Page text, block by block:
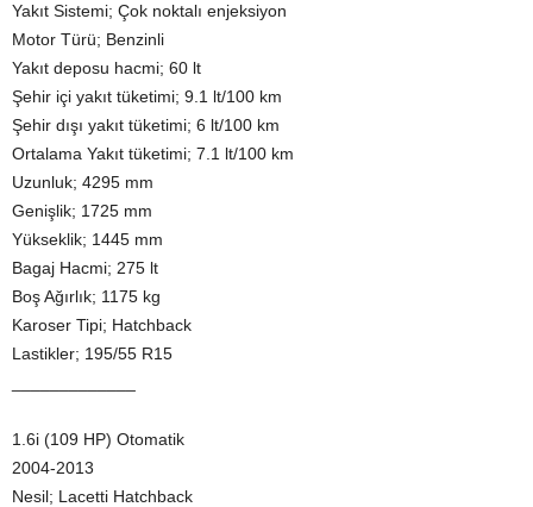
Yakıt Sistemi; Çok noktalı enjeksiyon
Motor Türü; Benzinli
Yakıt deposu hacmi; 60 lt
Şehir içi yakıt tüketimi; 9.1 lt/100 km
Şehir dışı yakıt tüketimi; 6 lt/100 km
Ortalama Yakıt tüketimi; 7.1 lt/100 km
Uzunluk; 4295 mm
Genişlik; 1725 mm
Yükseklik; 1445 mm
Bagaj Hacmi; 275 lt
Boş Ağırlık; 1175 kg
Karoser Tipi; Hatchback
Lastikler; 195/55 R15
1.6i (109 HP) Otomatik
2004-2013
Nesil; Lacetti Hatchback